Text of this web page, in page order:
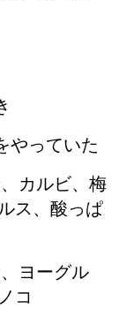
やっていた
カルビ、梅
ス、酸っぱ
ヨーグル
コ